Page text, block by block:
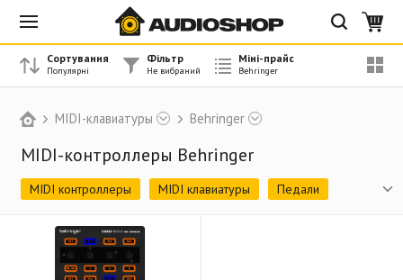
MIDI-клавиатуры Behringer
MIDI-контроллеры Behringer
MIDI контроллеры MIDI клавиатуры Педали
Сортування Фільтр Міні-прайс